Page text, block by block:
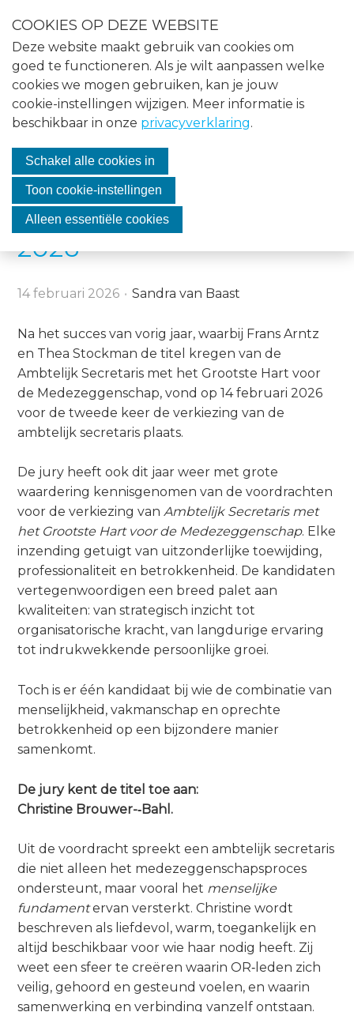
J
m
t
o
n
a
v
i
a
t
i
o
n
J
u
m
p
t
m
a
i
n
o
n
e
n
t
Menu
Uitslag verkiezing
Ambtelijk Secretaris met
het Grootste Hart voor
de Medezeggenschap
2026
14 februari 2026 Sandra van Baast
Na het succes van vorig jaar, waarbij Frans Arntz
en Thea Stockman de titel kregen van de
Ambtelijk Secretaris met het Grootste Hart voor
de Medezeggenschap, vond op 14 februari 2026
voor de tweede keer de verkiezing van de
ambtelijk secretaris plaats.
De jury heeft ook dit jaar weer met grote
waardering kennisgenomen van de voordrachten
voor de verkiezing vanAmbtelijk Secretaris met
het Grootste Hart voor de Medezeggenschap. Elke
inzending getuigt van uitzonderlijke toewijding,
professionaliteit en betrokkenheid. De kandidaten
vertegenwoordigen een breed palet aan
kwaliteiten: van strategisch inzicht tot
organisatorische kracht, van langdurige ervaring
tot indrukwekkende persoonlijke groei.
Toch is er één kandidaat bij wie de combinatie van
menselijkheid, vakmanschap en oprechte
betrokkenheid op een bijzondere manier
samenkomt.
De jury kent de titel toe aan:
Christine Brouwer-‑Bahl.
Uit de voordracht spreekt een ambtelijk secretaris
die niet alleen het medezeggenschapsproces
ondersteunt, maar vooral het menselijke
fundamentervan versterkt. Christine wordt
beschreven als liefdevol, warm, toegankelijk en
altijd beschikbaar voor wie haar nodig heeft. Zij
weet een sfeer te creëren waarin OR‑leden zich
veilig, gehoord en gesteund voelen, en waarin
samenwerking en verbinding vanzelf ontstaan.
Home
Nieuws
Agenda
Over VASMO
Vacatures
Contact
Zoeken
Contact
Zoek
COOKIES OP DEZE WEBSITE
Deze website maakt gebruik van cookies om
goed te functioneren. Als je wilt aanpassen welke
cookies we mogen gebruiken, kan je jouw
cookie-instellingen wijzigen. Meer informatie is
beschikbaar in onze privacyverklaring.
Schakel alle cookies in
Toon cookie-instellingen
Alleen essentiële cookies